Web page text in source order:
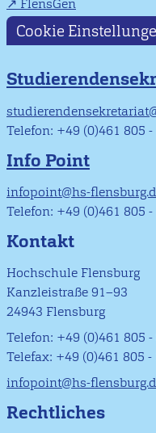
Cookie
Telefon: +49 (0)461 805 -
Info Point
infopoint@hs-
Telefon: +49 (0)461 805
Kontakt
Hochschule Flensburg
Kanzleistraße 91–93
24943 Flensburg
Telefon: +49 (0)461 805 -
Telefax: +49 (0)461 805 -
infopoint@hs-
Rechtliches